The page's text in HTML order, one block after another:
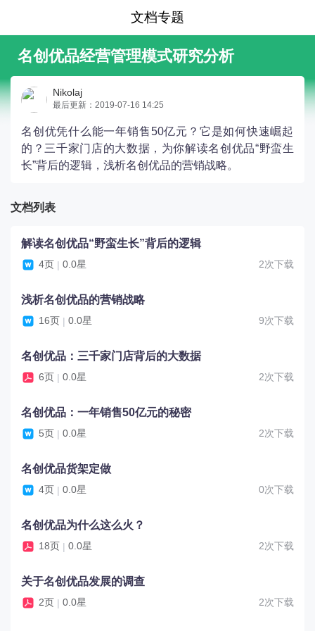
文档专题
名创优品经营管理模式研究分析
Nikolaj
最后更新：2019-07-16 14:25
名创优凭什么能一年销售50亿元？它是如何快速崛起
的？三千家门店的大数据，为你解读名创优品“野蛮生
长”背后的逻辑，浅析名创优品的营销战略。
文档列表
解读名创优品“野蛮生长”背后的逻辑
4页 | 0.0星 2次下载
浅析名创优品的营销战略
16页 | 0.0星 9次下载
名创优品：三千家门店背后的大数据
6页 | 0.0星 2次下载
名创优品：一年销售50亿元的秘密
5页 | 0.0星 2次下载
名创优品货架定做
4页 | 0.0星 0次下载
名创优品为什么这么火？
18页 | 0.0星 2次下载
关于名创优品发展的调查
2页 | 0.0星 2次下载